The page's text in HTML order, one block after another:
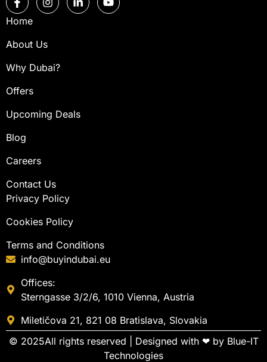
Home
About Us
Why Dubai?
Offers
Upcoming Deals
Blog
Careers
Contact Us
Privacy Policy
Cookies Policy
Terms and Conditions
info@buyindubai.eu
Offices:
Sterngasse 3/2/6, 1010 Vienna, Austria
Miletičova 21, 821 08 Bratislava, Slovakia
© 2025All rights reserved | Designed with ❤ by Blue-IT
Technologies